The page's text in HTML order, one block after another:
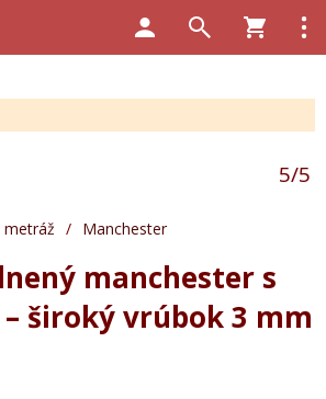
5/5
metráž / Manchester
manchester s
široký vrúbok 3 mm